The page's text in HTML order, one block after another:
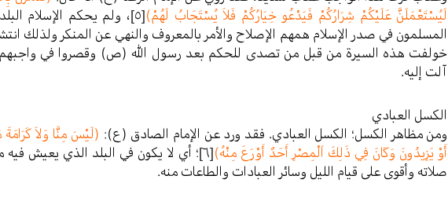
لَيُسْتَعْمَلَنَّ عَلَيْكُمْ شِرَارُكُمْ فَيَدْعُو خِيَارُكُمْ فَلاَ يُسْتَجَابُ لَهُمْ)[٥]
، ولم يحكم الإسلام
المسلمون في صدر الإسلام همهم الإصلاح والأمر بالمعروف والنهي عن المنكر ولذلك
خولفت هذه السيرة من قبل من تصدى للحكم بعد رسول الله (ص) وقصروا في واجبهم
آلت إليه.
الكسل العبادي
ومن مظاهر الكسل؛ الكسل العبادي. فقد ورد عن الإمام الصادق (ع): (لَيْسَ مِنَّا وَلاَ
أَوْ يَزِيدُونَ وَكَانَ فِي ذَلِكَ اَلْمِصْرِ أَحَدٌ أَوْرَعَ مِنْهُ)[٦]
؛ أي لا يكون في البلد الذي يعيش
صلاته وأقوى على قيام الليل وسائر العبادات والطاعات منه.